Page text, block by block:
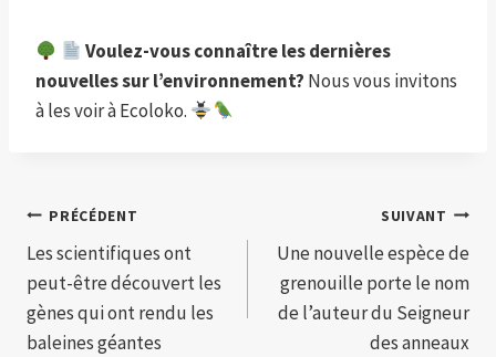
Voulez-vous connaître les dernières
nouvelles sur l’environnement? Nous vous invitons
à les voir à Ecoloko.
Navigation
de
l’article
PRÉCÉDENT
Les scientifiques ont
peut-être découvert les
gènes qui ont rendu les
baleines géantes
SUIVANT
Une nouvelle espèce de
grenouille porte le nom
de l’auteur du Seigneur
des anneaux